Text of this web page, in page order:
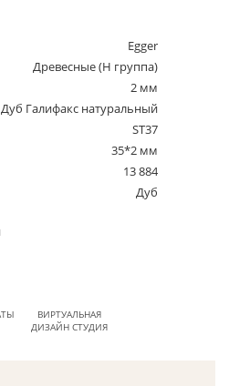
Egger
Древесные (Н группа)
2 мм
Дуб Галифакс натуральный
ST37
35*2 мм
13 884
Дуб
ВИРТУАЛЬНАЯ
ДИЗАЙН СТУДИЯ